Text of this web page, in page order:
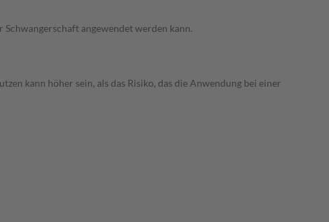
angewendet werden kann.
kann höher sein, als das Risiko, das die Anwendung bei einer